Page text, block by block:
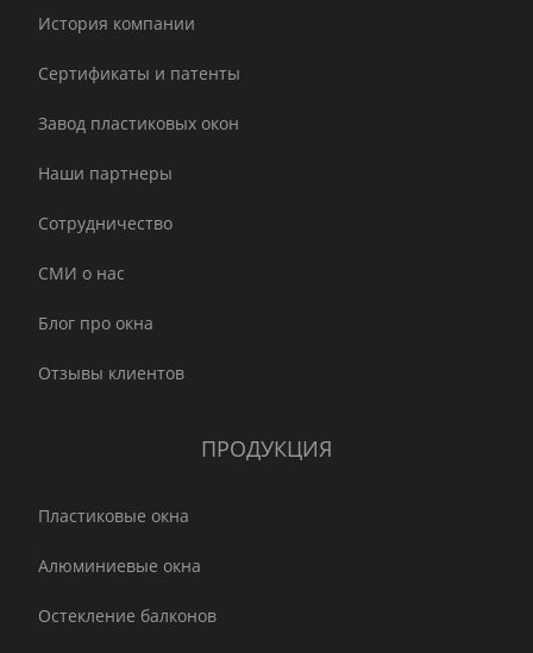
История компании
Сертификаты и патенты
Завод пластиковых окон
Наши партнеры
Сотрудничество
СМИ о нас
Блог про окна
Отзывы клиентов
ПРОДУКЦИЯ
Пластиковые окна
Алюминиевые окна
Остекление балконов